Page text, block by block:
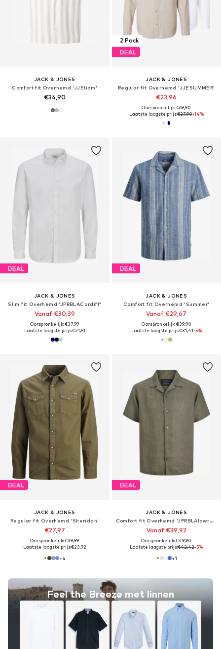
JACK & JONES
Comfort fit Overhemd 'JJEliam'
€34,90
2 Pack
DEAL
JACK & JONES
Regular fit Overhemd 'JJESUMMER'
€23,96
Oorspronkelijk: €69,90
Laatste laagste prijs:€27,90-14%
DEAL
JACK & JONES
Slim fit Overhemd 'JPRBLACardiff'
Vanaf €30,39
Oorspronkelijk: €37,99
Laatste laagste prijs:€21,51
DEAL
JACK & JONES
Comfort fit Overhemd 'Summer'
Vanaf €29,67
Oorspronkelijk: €39,90
Laatste laagste prijs:€31,41-5%
DEAL
JACK & JONES
Regular fit Overhemd 'Sheridan'
€27,97
Oorspronkelijk: €39,99
Laatste laagste prijs:€23,92
+4
Feel the Breeze met linnen
DEAL
JACK & JONES
Comfort fit Overhemd 'JPRBLAlawrence'
Vanaf €39,92
Oorspronkelijk: €49,90
Laatste laagste prijs:€42,42-5%
+1